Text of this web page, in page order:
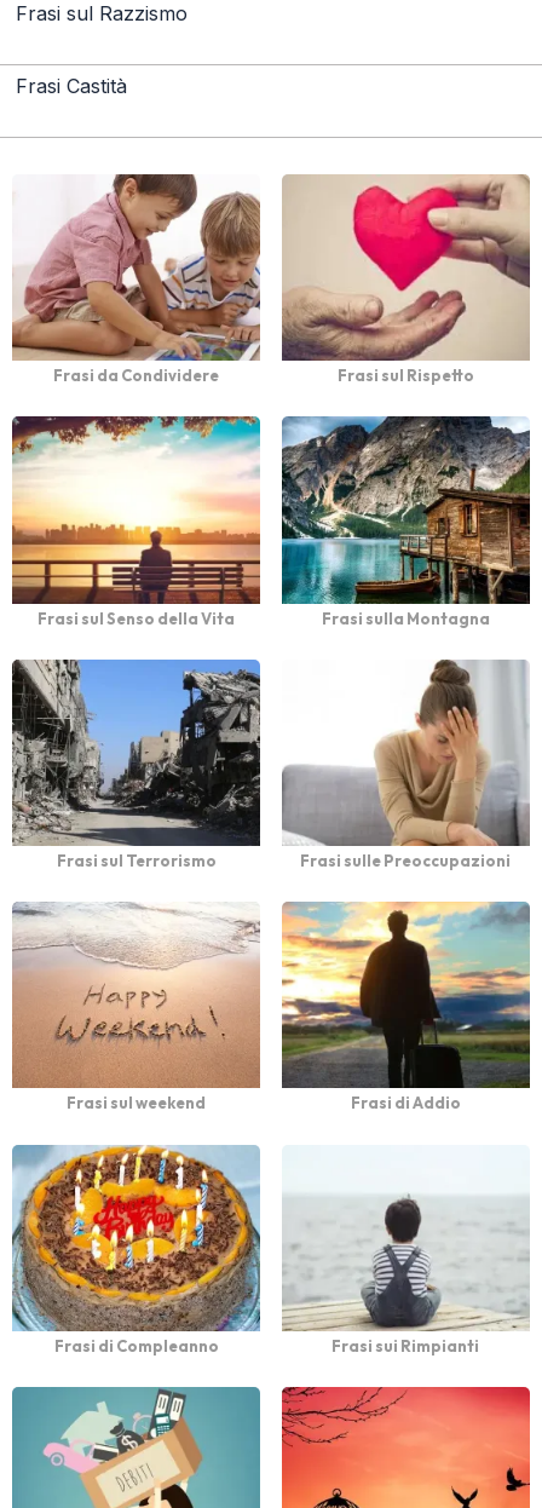
Frasi sul Razzismo
Frasi Castità
Frasi da Condividere Frasi sul Rispetto
Frasi sul Senso della Vita Frasi sulla Montagna
Frasi sul Terrorismo Frasi sulle Preoccupazioni
Frasi sul weekend Frasi di Addio
Frasi di Compleanno Frasi sui Rimpianti